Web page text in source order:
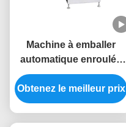
Machine à emballer
automatique enroulée
de protections de
machine d'écouvillon
d'alcool 3KW
Obtenez le meilleur prix